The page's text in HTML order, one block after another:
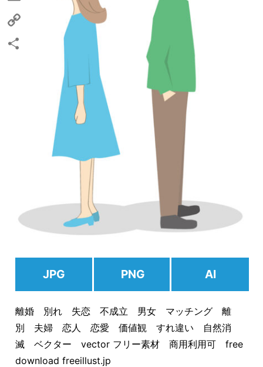
JPG PNG AI
離婚 別れ 失恋 不成立 男女 マッチング 離
別 夫婦 恋人 恋愛 価値観 すれ違い 自然消
滅 ベクター vector フリー素材 商用利用可 free
download freeillust.jp
Email
Copy